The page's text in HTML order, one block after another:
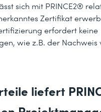
sich mit PRINCE2®
Zertifikat
erfordert keine
wie z.B. der Nachweis
liefert